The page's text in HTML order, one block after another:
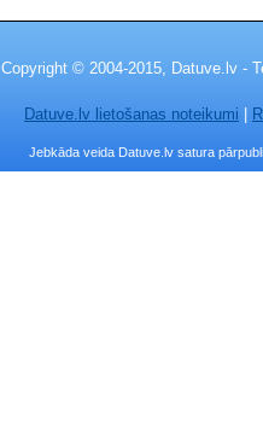
Copyright © 2004-2015, Datuve.lv -
Datuve.lv lietošanas noteikumi
Jebkāda veida Datuve.lv satura